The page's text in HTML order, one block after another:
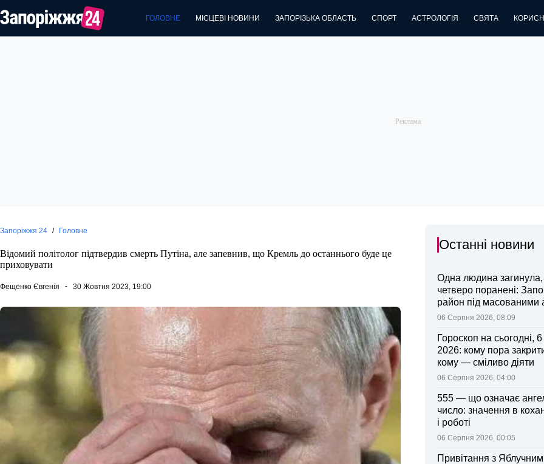
до
вмісту
ГОЛОВНЕ МІСЦЕВІ НОВИНИ ЗАПОРІЗЬКА ОБЛАСТЬ СПОРТ АСТРОЛОГІЯ СВЯТА
Запоріжжя 24 / Головне
Відомий політолог підтвердив смерть Путіна, але запевнив, що Кремль до останнього буде це
приховувати
Фещенко Євгенія 30 Жовтня 2023, 19:00
Останні новини
Одна людина
четверо поранені:
район під масованими
06 Серпня 2026, 08:09
Гороскоп на сьогодні,
2026: кому пора
кому — сміливо діяти
06 Серпня 2026, 04:00
555 — що означає
число: значення в
і роботі
06 Серпня 2026, 00:05
Привітання з